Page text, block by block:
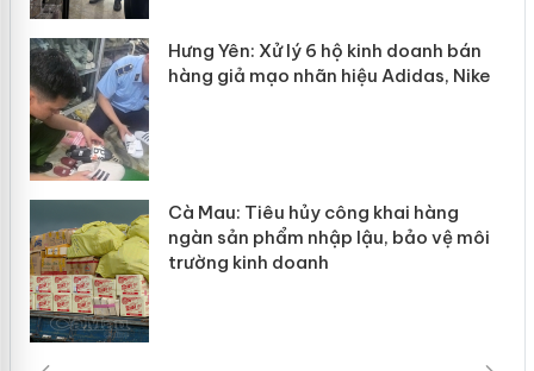
Hưng Yên: Xử lý 6 hộ kinh doanh bán
hàng giả mạo nhãn hiệu Adidas, Nike
Cà Mau: Tiêu hủy công khai hàng
ngàn sản phẩm nhập lậu, bảo vệ môi
trường kinh doanh